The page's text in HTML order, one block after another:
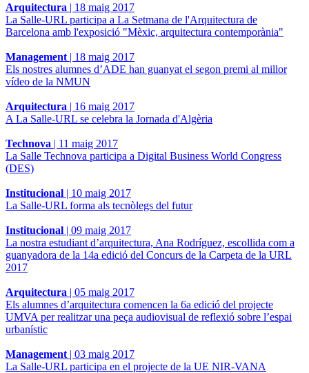
Arquitectura | 18 maig 2017
La Salle-URL participa a La Setmana de l'Arquitectura de
Barcelona amb l'exposició "Mèxic, arquitectura contemporània"
Management | 18 maig 2017
Els nostres alumnes d’ADE han guanyat el segon premi al millor
vídeo de la NMUN
Arquitectura | 16 maig 2017
A La Salle-URL se celebra la Jornada d'Algèria
Technova | 11 maig 2017
La Salle Technova participa a Digital Business World Congress
(DES)
Institucional | 10 maig 2017
La Salle-URL forma als tecnòlegs del futur
Institucional | 09 maig 2017
La nostra estudiant d’arquitectura, Ana Rodríguez, escollida com a
guanyadora de la 14a edició del Concurs de la Carpeta de la URL
2017
Arquitectura | 05 maig 2017
Els alumnes d’arquitectura comencen la 6a edició del projecte
UMVA per realitzar una peça audiovisual de reflexió sobre l’espai
urbanístic
Management | 03 maig 2017
La Salle-URL participa en el projecte de la UE NIR-VANA